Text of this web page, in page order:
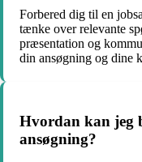
Forbered dig til en
tænke over relevante
præsentation og
din ansøgning og dine
Hvordan kan jeg
ansøgning?